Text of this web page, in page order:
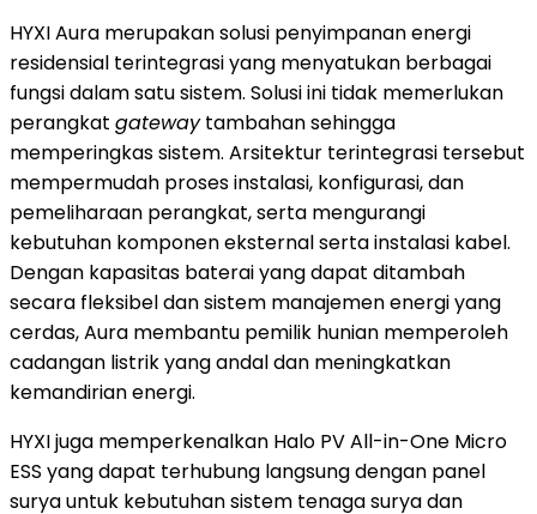
HYXI Aura merupakan solusi penyimpanan energi
residensial terintegrasi yang menyatukan berbagai
fungsi dalam satu sistem. Solusi ini tidak memerlukan
perangkat gatewaytambahan sehingga
memperingkas sistem. Arsitektur terintegrasi tersebut
mempermudah proses instalasi, konfigurasi, dan
pemeliharaan perangkat, serta mengurangi
kebutuhan komponen eksternal serta instalasi kabel.
Dengan kapasitas baterai yang dapat ditambah
secara fleksibel dan sistem manajemen energi yang
cerdas, Aura membantu pemilik hunian memperoleh
cadangan listrik yang andal dan meningkatkan
kemandirian energi.
HYXI juga memperkenalkan Halo PV All-in-One Micro
ESS yang dapat terhubung langsung dengan panel
surya untuk kebutuhan sistem tenaga surya dan